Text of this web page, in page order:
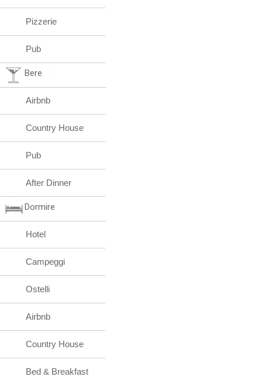
Pizzerie
Pub
Bere
Airbnb
Country House
Pub
After Dinner
Dormire
Hotel
Campeggi
Ostelli
Airbnb
Country House
Bed & Breakfast